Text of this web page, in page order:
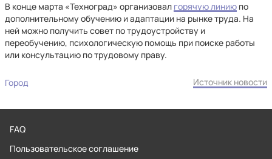
В конце марта «Техноград» организовал горячую линию по
дополнительному обучению и адаптации на рынке труда. На
ней можно получить совет по трудоустройству и
переобучению, психологическую помощь при поиске работы
или консультацию по трудовому праву.
Город Источник новости
FAQ
Пользовательское соглашение